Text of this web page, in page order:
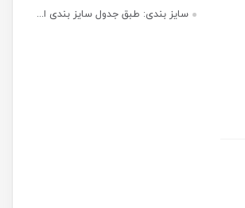
سایز بندی: طبق جدول سایز بندی ا...